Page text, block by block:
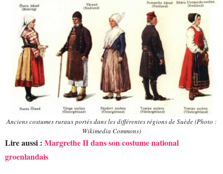
Anciens costumes ruraux portés dans les différentes régions de Suède (Photo :
Wikimedia Commons)
Lire aussi : Margrethe II dans son costume national
groenlandais